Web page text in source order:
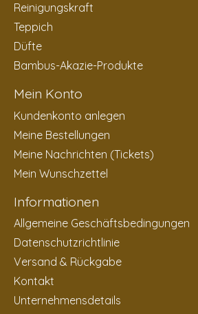
Reinigungskraft
Teppich
Düfte
Bambus-Akazie-Produkte
Mein Konto
Kundenkonto anlegen
Meine Bestellungen
Meine Nachrichten (Tickets)
Mein Wunschzettel
Informationen
Allgemeine Geschäftsbedingungen
Datenschutzrichtlinie
Versand & Rückgabe
Kontakt
Unternehmensdetails